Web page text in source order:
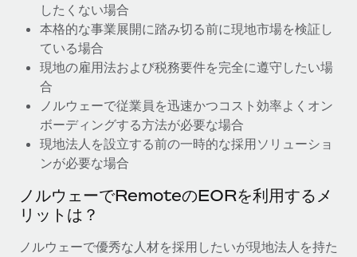
Remoteの製品アップデート：GustoとXeroの統合お
よびContractor Management Plus（契約社員管理
プラス）
Remoteの使命は、世界のどこにいても、あらゆる規模の企業が
業務に最適な人材を採用し、管理し、給与を支給できるようにす
ることです。この数週間で、新しい統合、機能、改良点をリリー
スしました。...
詳細を見る
給与詐欺：種類、事例、ビジネスを守る方法
給与, 賃金は詐欺の特に魅力的な標的です。多額の資金がシステ
したくない場合
本格的な事業展開に踏み切る前に現地市場を検証し
ている場合
現地の雇用法および税務要件を完全に遵守したい場
合
ノルウェーで従業員を迅速かつコスト効率よくオン
ボーディングする方法が必要な場合
現地法人を設立する前の一時的な採用ソリューショ
ンが必要な場合
ノルウェーでRemoteのEORを利用するメ
リットは？
ノルウェーで優秀な人材を採用したいが現地法人を持た